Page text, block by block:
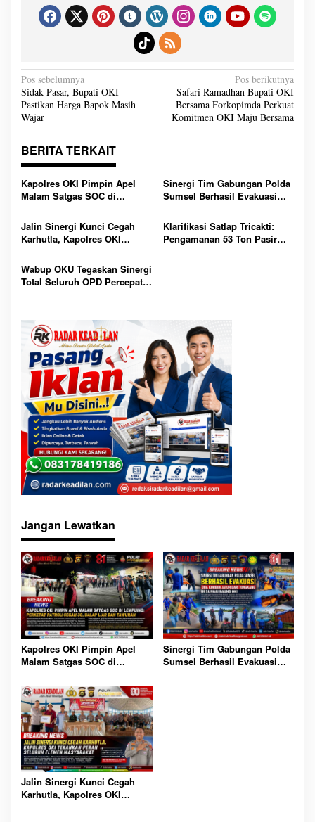
N
a
v
i
g
a
p
s
Pos sebelumnya
Sidak Pasar, Bupati OKI
Pastikan Harga Bapok Masih
Wajar
Pos berikutnya
Safari Ramadhan Bupati OKI
Bersama Forkopimda Perkuat
Komitmen OKI Maju Bersama
BERITA TERKAIT
Kapolres OKI Pimpin Apel
Malam Satgas SOC di
Cegah 3C, Balap Liar dan
Tawuran
Sinergi Tim Gabungan Polda
Sumsel Berhasil Evakuasi
Tongkang di Sungai Baung
OKI
Jalin Sinergi Kunci Cegah
Karhutla, Kapolres OKI
Elemen Masyarakat
Klarifikasi Satlap Tricakti:
Pengamanan 53 Ton Pasir
Wabup OKU Tegaskan Sinergi
Total Seluruh OPD Percepat
Juta Rumah
Jangan Lewatkan
Kapolres OKI Pimpin Apel
Malam Satgas SOC di
Cegah 3C, Balap Liar dan
Tawuran
Sinergi Tim Gabungan Polda
Sumsel Berhasil Evakuasi
Jalin Sinergi Kunci Cegah
Karhutla, Kapolres OKI